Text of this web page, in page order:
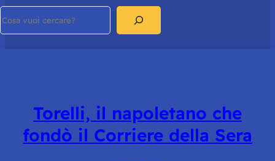
Torelli, il napoletano che
fondò il Corriere della Sera